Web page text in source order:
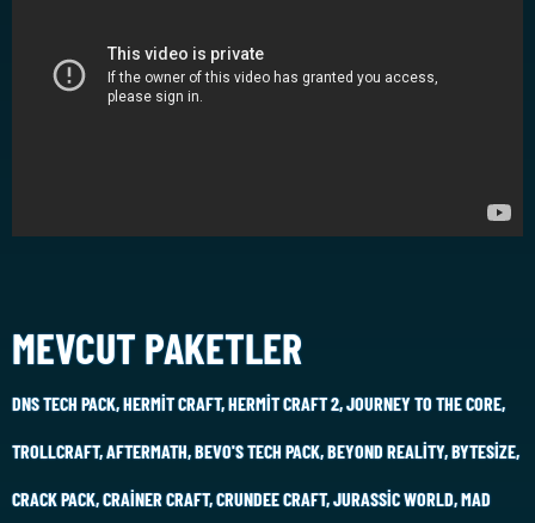
MEVCUT PAKETLER
DNS TECH PACK, HERMIT CRAFT, HERMIT CRAFT 2, JOURNEY TO THE CORE,
TROLLCRAFT, AFTERMATH, BEVO'S TECH PACK, BEYOND REALITY, BYTESIZE,
CRACK PACK, CRAINER CRAFT, CRUNDEE CRAFT, JURASSIC WORLD, MAD